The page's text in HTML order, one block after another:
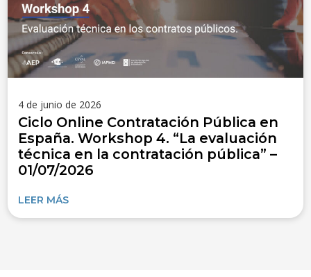
4 de junio de 2026
Ciclo Online Contratación Pública en
España. Workshop 4. “La evaluación
técnica en la contratación pública” –
01/07/2026
LEER MÁS